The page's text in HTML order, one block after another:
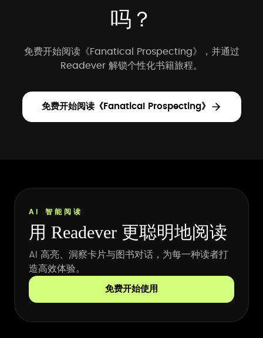
吗？
免费开始阅读《Fanatical Prospecting》，并通过
Readever 解锁个性化书籍旅程。
免费开始阅读《Fanatical Prospecting》
AI 智能阅读
用 Readever 更聪明地阅读
AI 高亮、洞察卡片与图书对话，为每一种读者打
造高效体验。
免费开始使用